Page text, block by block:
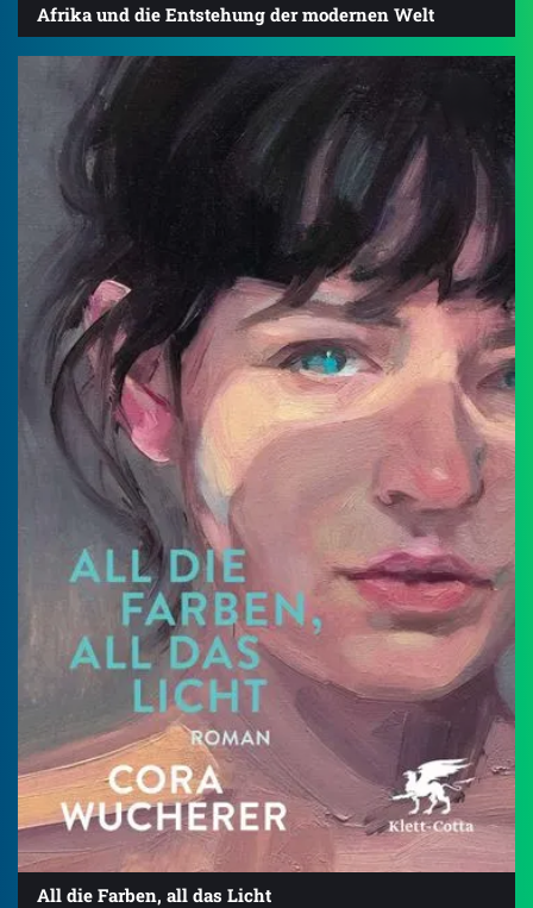
Afrika und die Entstehung der modernen Welt
All die Farben, all das Licht